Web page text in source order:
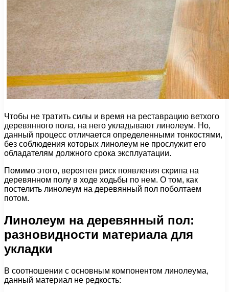
Чтобы не тратить силы и время на реставрацию ветхого
деревянного пола, на него укладывают линолеум. Но,
данный процесс отличается определенными тонкостями,
без соблюдения которых линолеум не прослужит его
обладателям должного срока эксплуатации.
Помимо этого, вероятен риск появления скрипа на
деревянном полу в ходе ходьбы по нем. О том, как
постелить линолеум на деревянный пол поболтаем
потом.
Линолеум на деревянный пол:
разновидности материала для
укладки
В соотношении с основным компонентом линолеума,
данный материал не редкость: